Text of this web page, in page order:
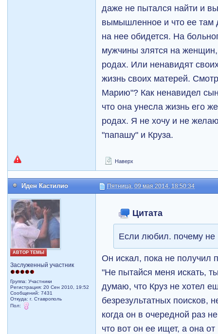
даже не пытался найти и
вымышленное и что ее там
на нее обидется. На
мужчины злятся на
родах. Или ненавидят
жизнь своих матерей.
Марию"? Как ненавидел
что она унесла жизнь его
родах. Я не хочу и не
"папашу" и Круза.
Наверх
Иден Кастилио Пятница, 09 мая 2014, 18:50:34
АВТОР ТЕМЫ
Заслуженный участник
Группа: Участники
Регистрация: 20 Сен 2010, 19:52
Сообщений: 7431
Откуда: г. Ставрополь
Пол:
Цитата
Если любил. почему не
Он искал, пока не получил
"Не пытайся меня искать,
думаю, что Круз не хотел
безрезультатных поисков,
когда он в очередной раз
что вот он ее ищет, а она